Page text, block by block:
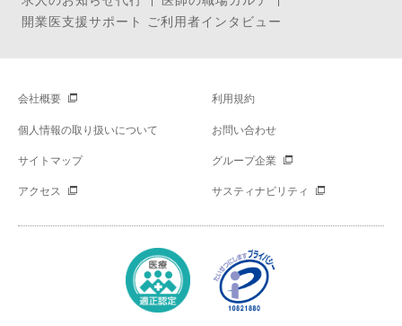
開業医支援サポート ご利用者インタビュー
会社概要 利用規約
個人情報の取り扱いについて お問い合わせ
サイトマップ グループ企業
アクセス サスティナビリティ